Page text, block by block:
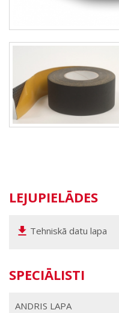
LEJUPIELĀDES
Tehniskā datu lapa
SPECIĀLISTI
ANDRIS LAPA